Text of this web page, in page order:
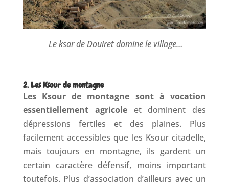
Le ksar de Douiret domine le village…
2. Les Ksour de montagne
Les Ksour de montagne sont à vocation
essentiellement agricoleet dominent des
dépressions fertiles et des plaines. Plus
facilement accessibles que les Ksour citadelle,
mais toujours en montagne, ils gardent un
certain caractère défensif, moins important
toutefois. Plus d’association d’ailleurs avec un